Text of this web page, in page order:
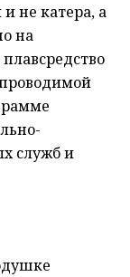
не катера, а
на
проводимой
служб и